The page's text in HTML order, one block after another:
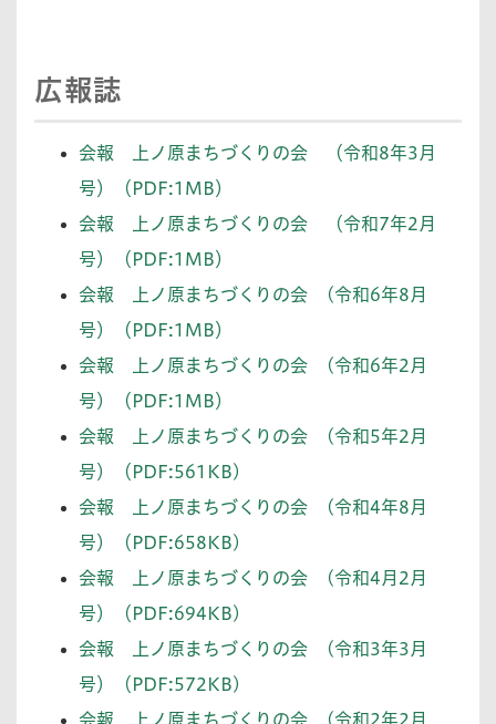
広報誌
会報 上ノ原まちづくりの会 （令和8年3月
号）（PDF:1MB）
会報 上ノ原まちづくりの会 （令和7年2月
号）（PDF:1MB）
会報 上ノ原まちづくりの会 (令和6年8月
号）（PDF:1MB）
会報 上ノ原まちづくりの会 (令和6年2月
号）（PDF:1MB）
会報 上ノ原まちづくりの会 (令和5年2月
号）（PDF:561KB)
会報 上ノ原まちづくりの会 (令和4年8月
号）（PDF:658KB)
会報 上ノ原まちづくりの会 (令和4月2月
号）（PDF:694KB)
会報 上ノ原まちづくりの会 (令和3年3月
号）（PDF:572KB)
会報 上ノ原まちづくりの会 (令和2年2月